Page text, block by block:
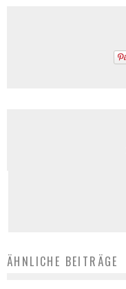
ÄHNLICHE BEITRÄGE